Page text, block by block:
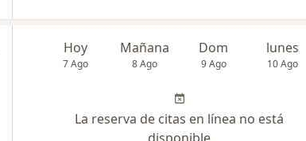
Hoy
7 Ago
Mañana
8 Ago
Dom
9 Ago
lunes
10 Ago
La reserva de citas en línea no está